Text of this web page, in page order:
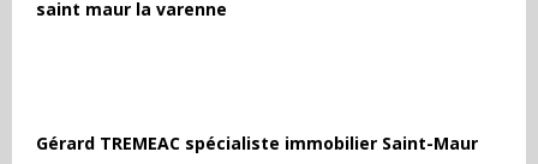
saint maur la varenne
Gérard TREMEAC spécialiste immobilier Saint-Maur